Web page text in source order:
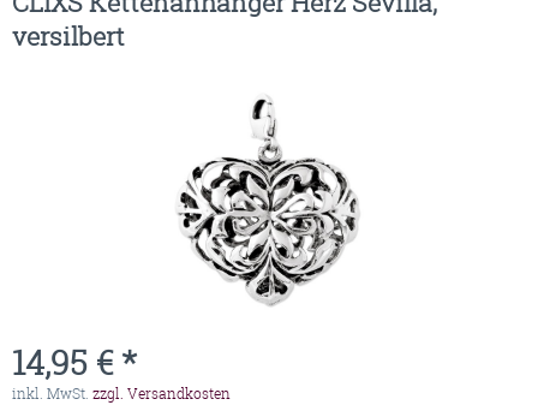
versilbert
14,95 € *
inkl. MwSt. zzgl. Versandkosten